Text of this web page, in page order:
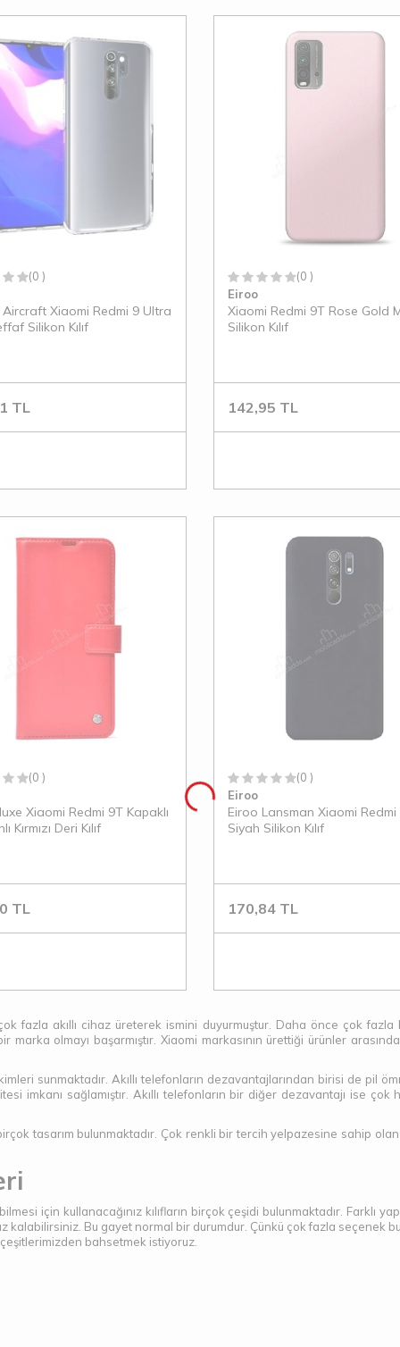
(0 )
Xiaomi Redmi 9 Ultra
Silikon Kılıf
TL
(0 )
Eiroo
Xiaomi Redmi 9T Rose Gold
Silikon Kılıf
142,95 TL
(0 )
Xiaomi Redmi 9T Kapaklı
Kırmızı Deri Kılıf
TL
(0 )
Eiroo
Eiroo Lansman Xiaomi Redmi
Siyah Silikon Kılıf
170,84 TL
fazla akıllı cihaz üreterek ismini duyurmuştur. Daha önce çok
olmayı başarmıştır. Xiaomi markasının ürettiği ürünler
sunmaktadır. Akıllı telefonların dezavantajlarından birisi de pil
imkanı sağlamıştır. Akıllı telefonların bir diğer dezavantajı ise çok
tasarım bulunmaktadır. Çok renkli bir tercih yelpazesine sahip
için kullanacağınız kılıfların birçok çeşidi bulunmaktadır. Farklı
Bu gayet normal bir durumdur. Çünkü çok fazla seçenek
çeşitlerimizden bahsetmek istiyoruz.